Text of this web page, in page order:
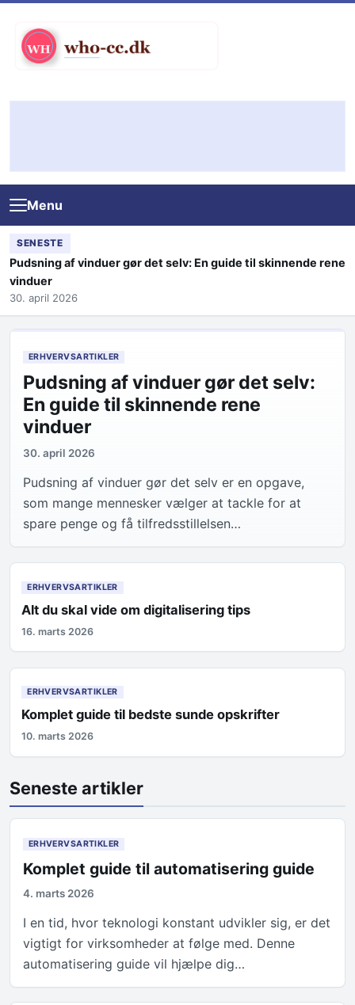
Menu
SENESTE
Pudsning af vinduer gør det selv: En guide til skinnende rene
vinduer
30. april 2026
ERHVERVSARTIKLER
Pudsning af vinduer gør det selv:
En guide til skinnende rene
vinduer
30. april 2026
Pudsning af vinduer gør det selv er en opgave,
som mange mennesker vælger at tackle for at
spare penge og få tilfredsstillelsen…
ERHVERVSARTIKLER
Alt du skal vide om digitalisering tips
16. marts 2026
ERHVERVSARTIKLER
Komplet guide til bedste sunde opskrifter
10. marts 2026
Seneste artikler
ERHVERVSARTIKLER
Komplet guide til automatisering guide
4. marts 2026
I en tid, hvor teknologi konstant udvikler sig, er det
vigtigt for virksomheder at følge med. Denne
automatisering guide vil hjælpe dig…